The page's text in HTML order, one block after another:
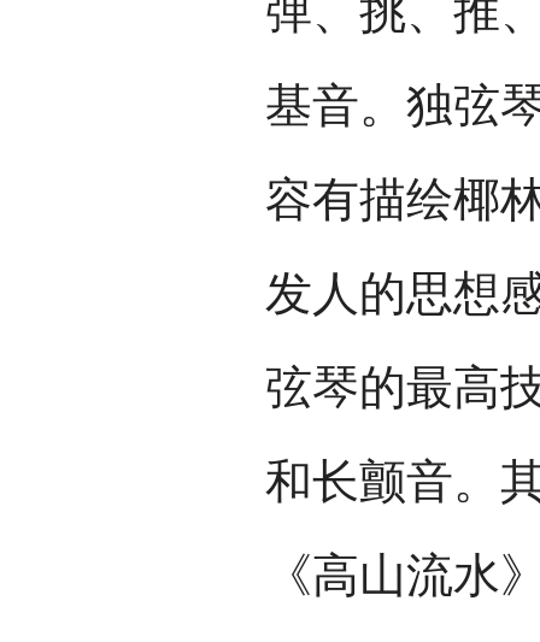
弹、挑、推
基音。独弦
容有描绘椰
发人的思想
弦琴的最高
和长颤音。
《高山流水